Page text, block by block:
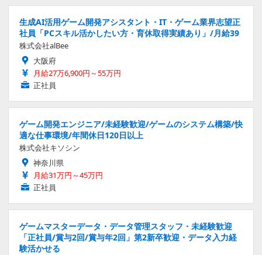
生成AI活用ゲーム開発アシスタント・IT・ゲーム業界志望正
社員「PCスキル活かしたい方・育休取得実績あり」/月給39
株式会社alBee
大阪府
月給27万6,900円～55万円
正社員
ゲーム開発エンジニア/未経験歓迎/ゲームのシステム構築/快
適な仕事環境/年間休日120日以上
株式会社キソシン
神奈川県
月給31万円～45万円
正社員
ゲームマスターデータ・データ管理スタッフ・未経験歓迎
「正社員/賞与2回/賞与年2回」第2新卒歓迎・データ入力経
験活かせる